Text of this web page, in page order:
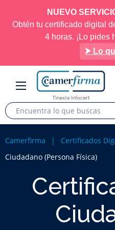
NUEVO
Obtén tu certificado digital
4 horas. ¡Lo pides
⮞ Lo
Navegación
de
palanca
☰
Camerfirma Certificados
Ciudadano (Persona Física)